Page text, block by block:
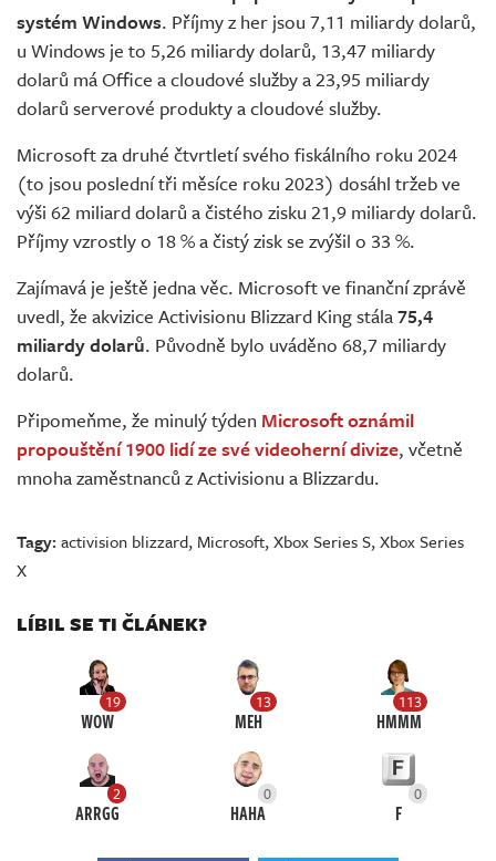
systém Windows. Příjmy z her jsou 7,11 miliardy dolarů,
u Windows je to 5,26 miliardy dolarů, 13,47 miliardy
dolarů má Office a cloudové služby a 23,95 miliardy
dolarů serverové produkty a cloudové služby.
Microsoft za druhé čtvrtletí svého fiskálního roku 2024
(to jsou poslední tři měsíce roku 2023) dosáhl tržeb ve
výši 62 miliard dolarů a čistého zisku 21,9 miliardy dolarů.
Příjmy vzrostly o 18 % a čistý zisk se zvýšil o 33 %.
Zajímavá je ještě jedna věc. Microsoft ve finanční zprávě
uvedl, že akvizice Activisionu Blizzard King stála75,4
miliardy dolarů. Původně bylo uváděno 68,7 miliardy
dolarů.
Připomeňme, že minulý týden Microsoft oznámil
propouštění 1900 lidí ze své videoherní divize, včetně
mnoha zaměstnanců z Activisionu a Blizzardu.
Tagy:activision blizzard, Microsoft,Xbox Series S,Xbox Series
X
LÍBIL SE TI ČLÁNEK?
19
WOW
13
MEH
113
HMMM
2
ARRGG
0
HAHA
0
F